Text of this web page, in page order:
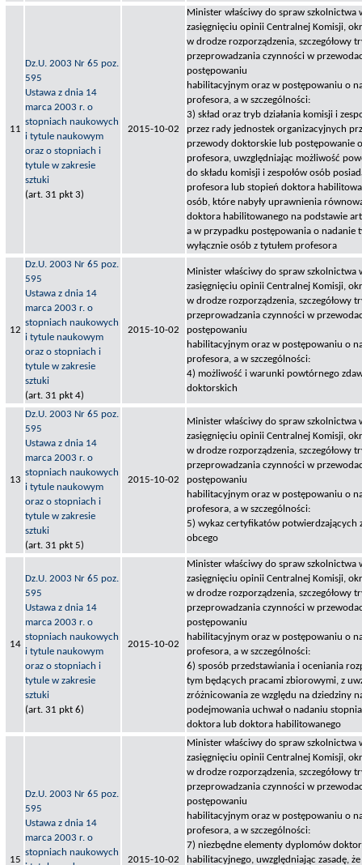
11
Dz.U. 2003 Nr 65 poz.
595
Ustawa z dnia 14
marca 2003 r. o
stopniach naukowych
i tytule naukowym
oraz o stopniach i
tytule w zakresie
sztuki
(art. 31 pkt 3)
2015-10-02
Minister właściwy do spraw szkolnictwa
zasięgnięciu opinii Centralnej Komisji,
w drodze rozporządzenia, szczegółowy
przeprowadzania czynności w
postępowaniu
habilitacyjnym oraz w postępowaniu o
profesora, a w szczególności:
3) skład oraz tryb działania komisji i
przez rady jednostek organizacyjnych
przewody doktorskie lub postępowanie
profesora, uwzględniając możliwość
do składu komisji i zespołów osób
profesora lub stopień doktora
osób, które nabyły uprawnienia
doktora habilitowanego na podstawie
a w przypadku postępowania o nadanie
wyłącznie osób z tytułem profesora
12
Dz.U. 2003 Nr 65 poz.
595
Ustawa z dnia 14
marca 2003 r. o
stopniach naukowych
i tytule naukowym
oraz o stopniach i
tytule w zakresie
sztuki
(art. 31 pkt 4)
2015-10-02
Minister właściwy do spraw szkolnictwa
zasięgnięciu opinii Centralnej Komisji,
w drodze rozporządzenia, szczegółowy
przeprowadzania czynności w
postępowaniu
habilitacyjnym oraz w postępowaniu o
profesora, a w szczególności:
4) możliwość i warunki powtórnego
doktorskich
13
Dz.U. 2003 Nr 65 poz.
595
Ustawa z dnia 14
marca 2003 r. o
stopniach naukowych
i tytule naukowym
oraz o stopniach i
tytule w zakresie
sztuki
(art. 31 pkt 5)
2015-10-02
Minister właściwy do spraw szkolnictwa
zasięgnięciu opinii Centralnej Komisji,
w drodze rozporządzenia, szczegółowy
przeprowadzania czynności w
postępowaniu
habilitacyjnym oraz w postępowaniu o
profesora, a w szczególności:
5) wykaz certyfikatów potwierdzających
obcego
14
Dz.U. 2003 Nr 65 poz.
595
Ustawa z dnia 14
marca 2003 r. o
stopniach naukowych
i tytule naukowym
oraz o stopniach i
tytule w zakresie
sztuki
(art. 31 pkt 6)
2015-10-02
Minister właściwy do spraw szkolnictwa
zasięgnięciu opinii Centralnej Komisji,
w drodze rozporządzenia, szczegółowy
przeprowadzania czynności w
postępowaniu
habilitacyjnym oraz w postępowaniu o
profesora, a w szczególności:
6) sposób przedstawiania i oceniania
tym będących pracami zbiorowymi, z
zróżnicowania ze względu na dziedziny
podejmowania uchwał o nadaniu stopnia
doktora lub doktora habilitowanego
15
Dz.U. 2003 Nr 65 poz.
595
Ustawa z dnia 14
marca 2003 r. o
stopniach naukowych
2015-10-02
Minister właściwy do spraw szkolnictwa
zasięgnięciu opinii Centralnej Komisji,
w drodze rozporządzenia, szczegółowy
przeprowadzania czynności w
postępowaniu
habilitacyjnym oraz w postępowaniu o
profesora, a w szczególności:
7) niezbędne elementy dyplomów
habilitacyjnego, uwzględniając zasadę,